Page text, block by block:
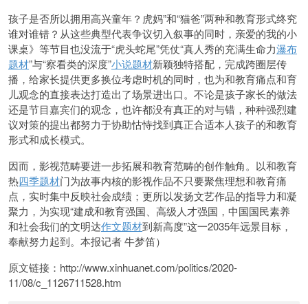
孩子是否所以拥用高兴童年？虎妈”和“猫爸”两种和教育形式终究
谁对谁错？从这些典型代表争议切入叙事的同时，亲爱的我的小
课桌》等节目也没流于“虎头蛇尾”凭仗“真人秀的充满生命力瀑布
题材”与“察看类的深度”小说题材新颖独特搭配，完成跨圈层传
播，给家长提供更多换位考虑时机的同时，也为和教育痛点和育
儿观念的直接表达打造出了场景进出口。不论是孩子家长的做法
还是节目嘉宾们的观念，也许都没有真正的对与错，种种强烈建
议对策的提出都努力于协助怙恃找到真正合适本人孩子的和教育
形式和成长模式。
因而，影视范畴要进一步拓展和教育范畴的创作触角。以和教育
热四季题材门为故事内核的影视作品不只要聚焦理想和教育痛
点，实时集中反映社会成绩；更所以发扬文艺作品的指导力和凝
聚力，为实现“建成和教育强国、高级人才强国，中国国民素养
和社会我们的文明达作文题材到新高度”这一2035年远景目标，
奉献努力起到。本报记者 牛梦笛）
原文链接：http://www.xinhuanet.com/politics/2020-
11/08/c_1126711528.htm